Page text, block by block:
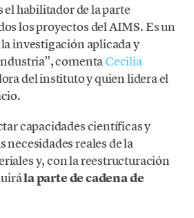
el habilitador de la parte
los proyectos del AIMS. Es un
investigación aplicada y
comentaCecilia
del instituto y quien lidera el
capacidades científicas y
necesidades reales de la
y, con la reestructuración
la parte de cadena de